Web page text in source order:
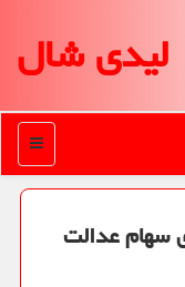
لیدی شال
منو
سهام عدالت